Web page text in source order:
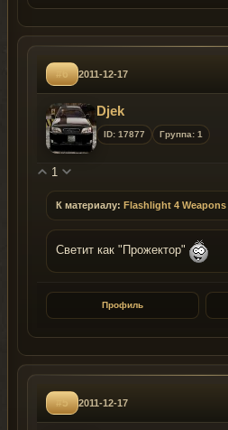
#6 2011-12-17
Djek
ID: 17877 Группа: 1
1
К материалу: Flashlight 4 Weapons
Светит как "Прожектор"
Профиль
#5 2011-12-17